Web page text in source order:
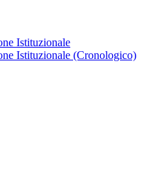
Istituzionale
Istituzionale (Cronologico)